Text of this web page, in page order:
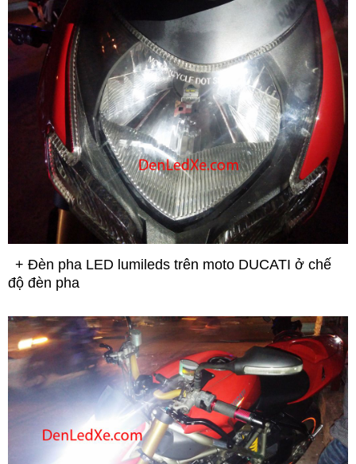
+ Đèn pha LED lumileds trên moto DUCATI ở chế
độ đèn pha